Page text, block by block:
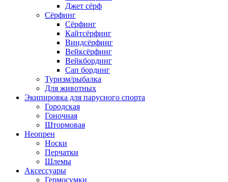
Джет сёрф
Сёрфинг
Сёрфинг
Кайтсёрфинг
Виндсёрфинг
Вейксёрфинг
Вейкбординг
Сап бординг
Туризм/рыбалка
Для животных
Экипировка для парусного спорта
Городская
Гоночная
Штормовая
Неопрен
Носки
Перчатки
Шлемы
Аксессуары
Гермосумки